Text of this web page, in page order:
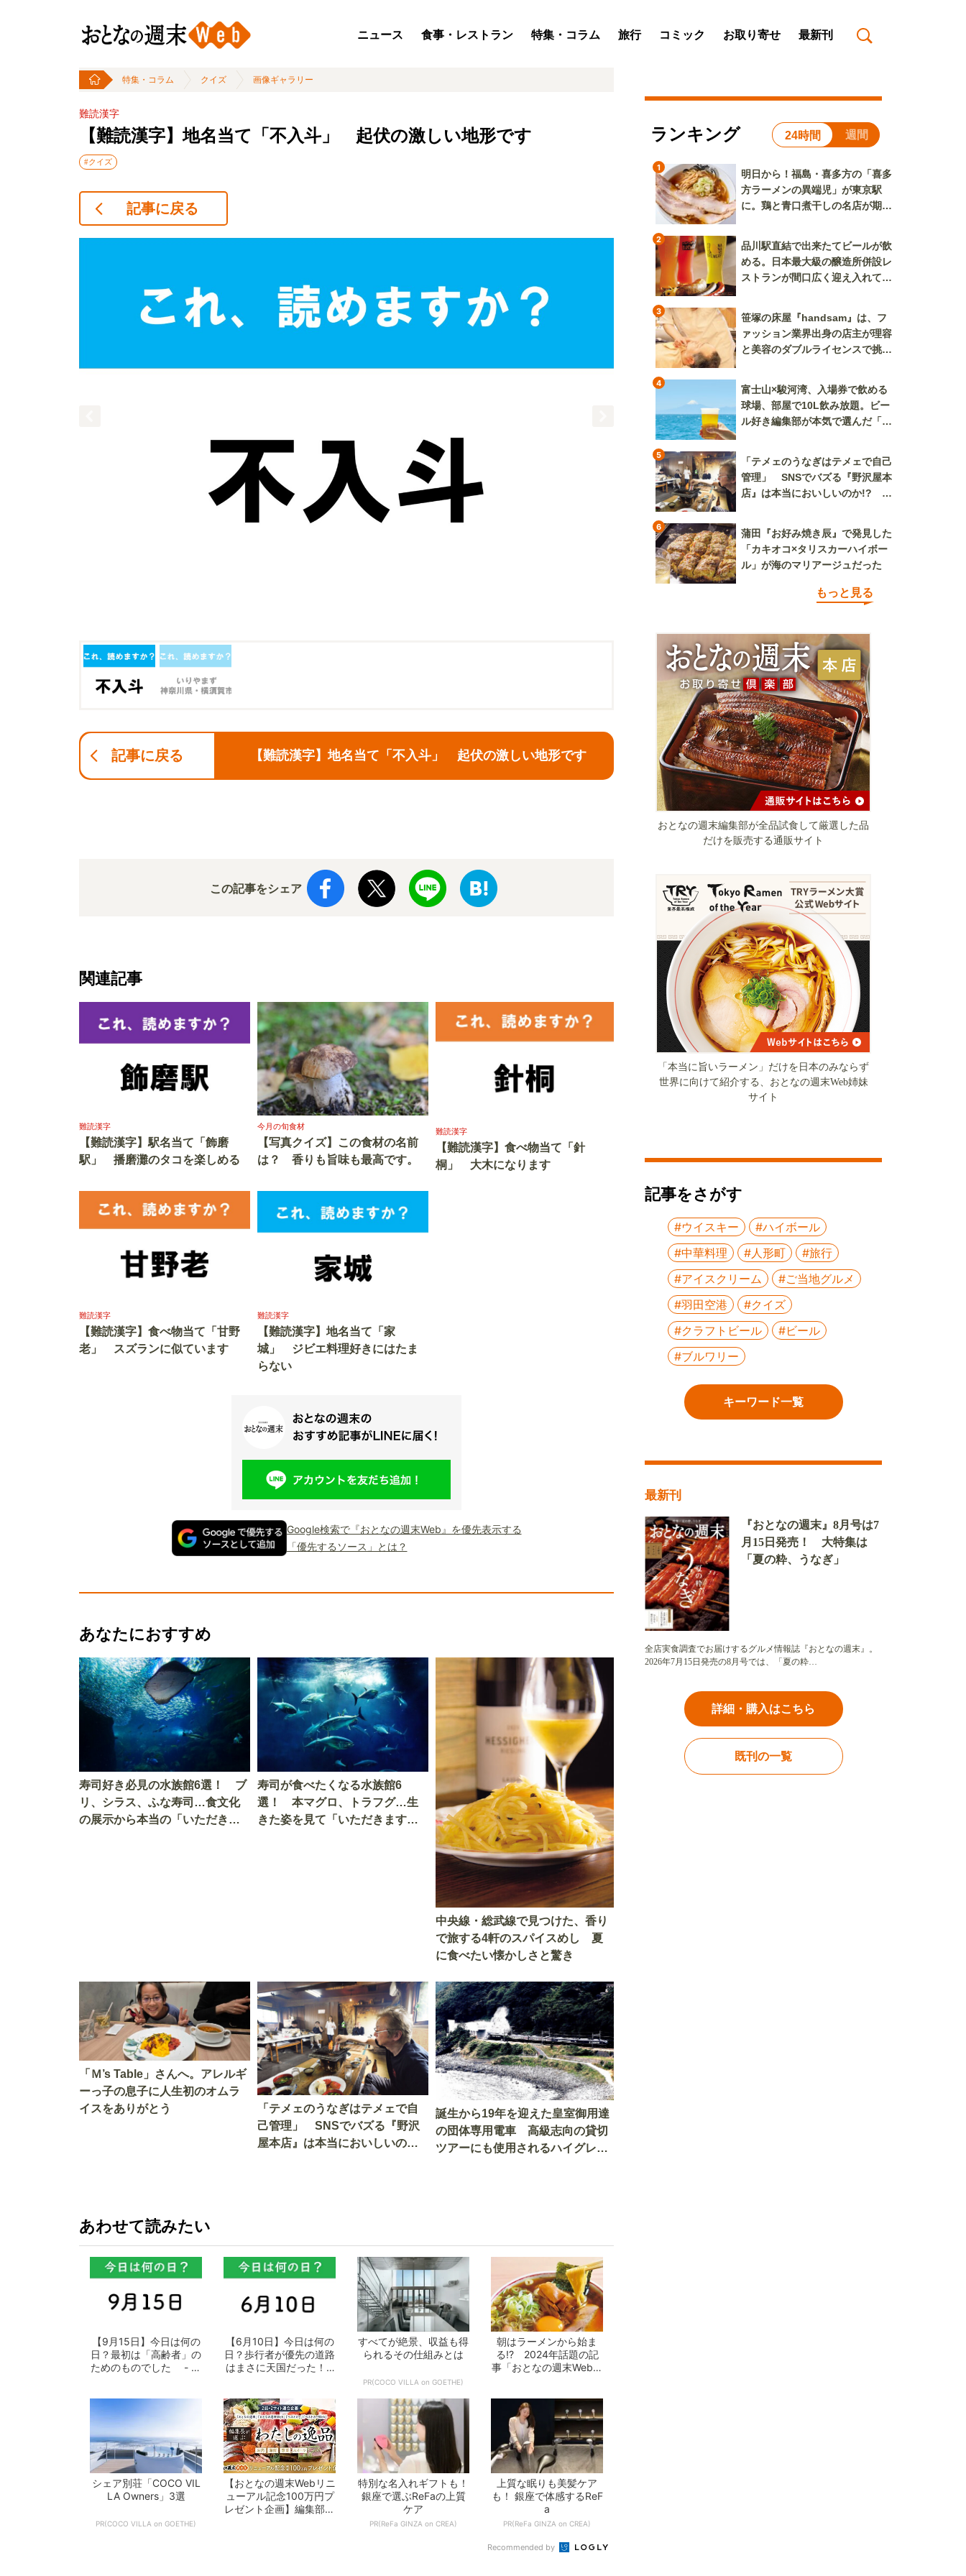
ニュース 食事・レストラン 特集・コラム 旅行 コミック お取り寄せ 最新刊
特集・コラム クイズ 画像ギャラリー
難読漢字
【難読漢字】地名当て「不入斗」 起伏の激しい地形です
#クイズ
記事に戻る
記事に戻る 【難読漢字】地名当て「不入斗」 起伏の激しい地形です
この記事をシェア
関連記事
難読漢字
【難読漢字】駅名当て「飾磨
駅」 播磨灘のタコを楽しめる
今月の旬食材
【写真クイズ】この食材の名前
は？ 香りも旨味も最高です。
難読漢字
【難読漢字】食べ物当て「針
桐」 大木になります
難読漢字
【難読漢字】食べ物当て「甘野
老」 スズランに似ています
難読漢字
【難読漢字】地名当て「家
城」 ジビエ料理好きにはたま
らない
Google検索で『おとなの週末Web』を優先表示する
「優先するソース」とは？
あなたにおすすめ
寿司好き必見の水族館6選！ ブ
リ、シラス、ふな寿司…食文化
の展示から本当の「いただきま
寿司が食べたくなる水族館6
選！ 本マグロ、トラフグ…生
きた姿を見て「いただきます」
中央線・総武線で見つけた、香り
で旅する4軒のスパイスめし 夏
に食べたい懐かしさと驚き
「Ｍ’s Table」さんへ。アレルギ
ーっ子の息子に人生初のオムラ
イスをありがとう
「テメェのうなぎはテメェで自
己管理」 SNSでバズる『野沢
屋本店』は本当においしいの
誕生から19年を迎えた皇室御用達
の団体専用電車 高級志向の貸切
ツアーにも使用されるハイグレー
あわせて読みたい
【9月15日】今日は何の
日？最初は「高齢者」の
ためのものでした - お
【6月10日】今日は何の
日？歩行者が優先の道路
はまさに天国だった！ -
すべてが絶景、収益も得
られるその仕組みとは
PR(COCO VILLA on GOETHE)
朝はラーメンから始ま
る!? 2024年話題の記
事「おとなの週末Web」
シェア別荘「COCO VIL
LA Owners」3選
PR(COCO VILLA on GOETHE)
【おとなの週末Webリニ
ューアル記念100万円プ
レゼント企画】編集部が
特別な名入れギフトも！
銀座で選ぶReFaの上質
ケア
PR(ReFa GINZA on CREA)
上質な眠りも美髪ケア
も！ 銀座で体感するReF
a
PR(ReFa GINZA on CREA)
Recommended by
ランキング 24時間 週間
1
明日から！福島・喜多方の「喜多
方ラーメンの異端児」が東京駅
に。鶏と青口煮干しの名店が期間
2
品川駅直結で出来たてビールが飲
める。日本最大級の醸造所併設レ
ストランが間口広く迎え入れてく
3
笹塚の床屋『handsam』は、フ
ァッション業界出身の店主が理容
と美容のダブルライセンスで挑む
4
富士山×駿河湾、入場券で飲める
球場、部屋で10L飲み放題。ビー
ル好き編集部が本気で選んだ「ビ
5
「テメェのうなぎはテメェで自己
管理」 SNSでバズる『野沢屋本
店』は本当においしいのか!? い
6
蒲田『お好み焼き辰』で発見した
「カキオコ×タリスカーハイボー
ル」が海のマリアージュだった
もっと見る
おとなの週末編集部が全品試食して厳選した品
だけを販売する通販サイト
「本当に旨いラーメン」だけを日本のみならず
世界に向けて紹介する、おとなの週末Web姉妹
サイト
記事をさがす
#ウイスキー
#ハイボール
#中華料理
#人形町
#旅行
#アイスクリーム
#ご当地グルメ
#羽田空港
#クイズ
#クラフトビール
#ビール
#ブルワリー
キーワード一覧
最新刊
『おとなの週末』8月号は7
月15日発売！ 大特集は
「夏の粋、うなぎ」
全店実食調査でお届けするグルメ情報誌『おとなの週末』。
2026年7月15日発売の8月号では、「夏の粋…
詳細・購入はこちら
既刊の一覧